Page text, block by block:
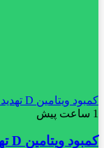
کمبود ویتامین D تهدید خاموش در رشد کودکان
1 ساعت پیش
کمبود ویتامین D تهدید خاموش در رشد کودکان